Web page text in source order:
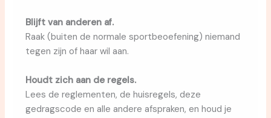
Blijft van anderen af.
Raak (buiten de normale sportbeoefening) niemand
tegen zijn of haar wil aan.
Houdt zich aan de regels.
Lees de reglementen, de huisregels, deze
gedragscode en alle andere afspraken, en houd je